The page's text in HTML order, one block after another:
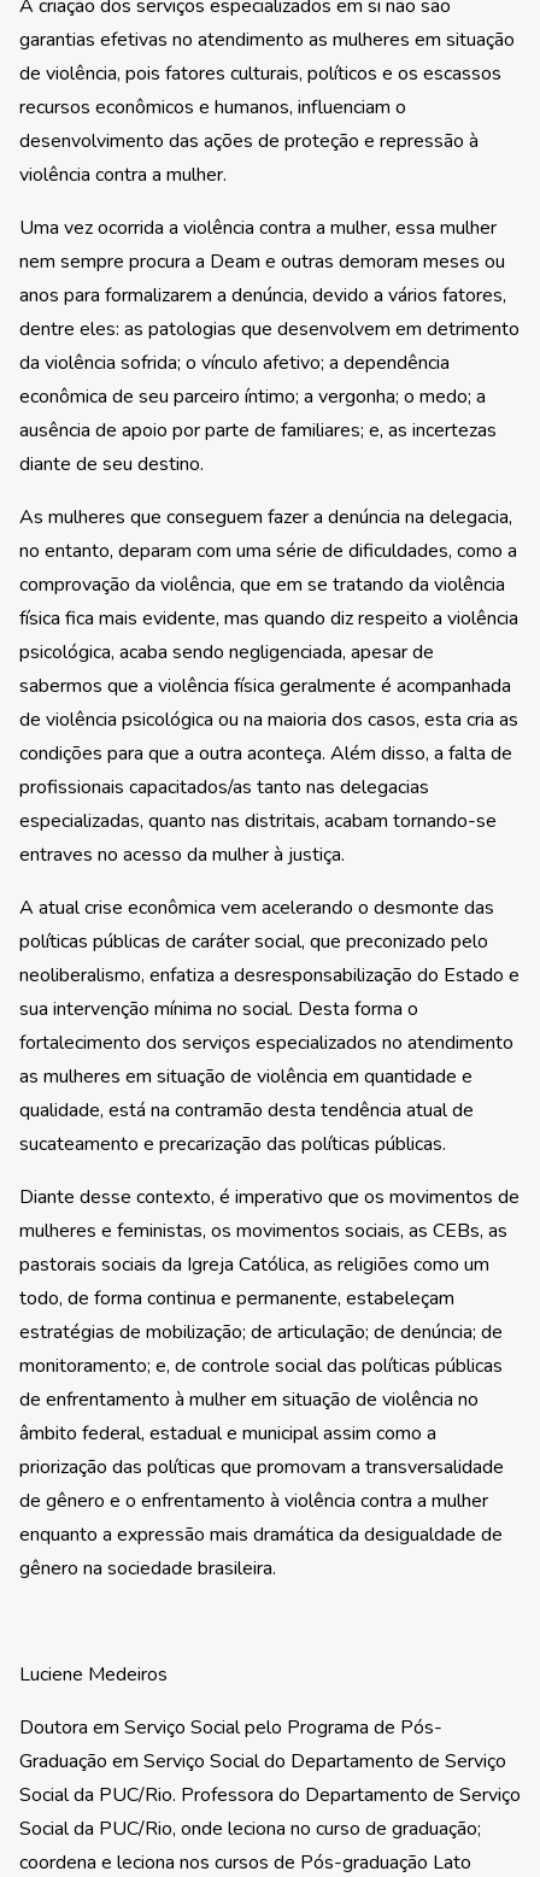
A criação dos serviços especializados em si não são
garantias efetivas no atendimento as mulheres em situação
de violência, pois fatores culturais, políticos e os escassos
recursos econômicos e humanos, influenciam o
desenvolvimento das ações de proteção e repressão à
violência contra a mulher.
Uma vez ocorrida a violência contra a mulher, essa mulher
nem sempre procura a Deam e outras demoram meses ou
anos para formalizarem a denúncia, devido a vários fatores,
dentre eles: as patologias que desenvolvem em detrimento
da violência sofrida; o vínculo afetivo; a dependência
econômica de seu parceiro íntimo; a vergonha; o medo; a
ausência de apoio por parte de familiares; e, as incertezas
diante de seu destino.
As mulheres que conseguem fazer a denúncia na delegacia,
no entanto, deparam com uma série de dificuldades, como a
comprovação da violência, que em se tratando da violência
física fica mais evidente, mas quando diz respeito a violência
psicológica, acaba sendo negligenciada, apesar de
sabermos que a violência física geralmente é acompanhada
de violência psicológica ou na maioria dos casos, esta cria as
condições para que a outra aconteça. Além disso, a falta de
profissionais capacitados/as tanto nas delegacias
especializadas, quanto nas distritais, acabam tornando-se
entraves no acesso da mulher à justiça.
A atual crise econômica vem acelerando o desmonte das
políticas públicas de caráter social, que preconizado pelo
neoliberalismo, enfatiza a desresponsabilização do Estado e
sua intervenção mínima no social. Desta forma o
fortalecimento dos serviços especializados no atendimento
as mulheres em situação de violência em quantidade e
qualidade, está na contramão desta tendência atual de
sucateamento e precarização das políticas públicas.
Diante desse contexto, é imperativo que os movimentos de
mulheres e feministas, os movimentos sociais, as CEBs, as
pastorais sociais da Igreja Católica, as religiões como um
todo, de forma continua e permanente, estabeleçam
estratégias de mobilização; de articulação; de denúncia; de
monitoramento; e, de controle social das políticas públicas
de enfrentamento à mulher em situação de violência no
âmbito federal, estadual e municipal assim como a
priorização das políticas que promovam a transversalidade
de gênero e o enfrentamento à violência contra a mulher
enquanto a expressão mais dramática da desigualdade de
gênero na sociedade brasileira.
Luciene Medeiros
Doutora em Serviço Social pelo Programa de Pós-
Graduação em Serviço Social do Departamento de Serviço
Social da PUC/Rio. Professora do Departamento de Serviço
Social da PUC/Rio, onde leciona no curso de graduação;
coordena e leciona nos cursos de Pós-graduação Lato